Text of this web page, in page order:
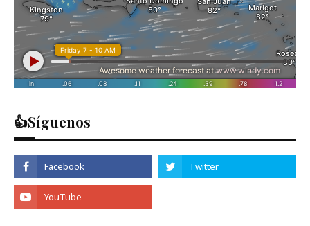
👍Síguenos